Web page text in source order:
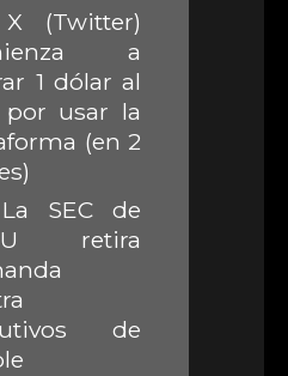
(Twitter)
a
1 dólar al
por usar la
(en 2
SEC de
retira
de